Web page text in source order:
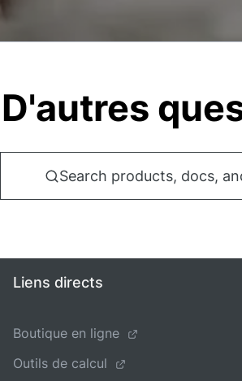
D'autres
Search products, docs,
Liens directs
Boutique en ligne
Outils de calcul